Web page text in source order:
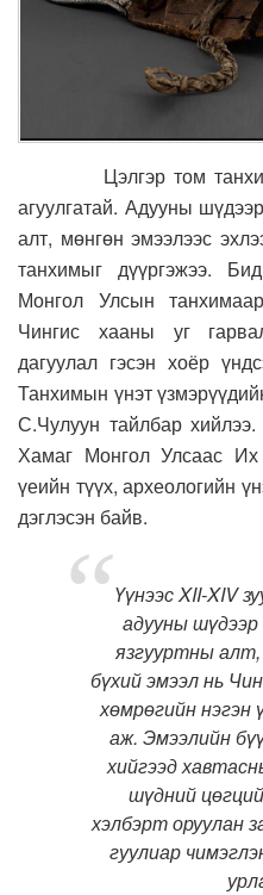
Цэлгэр том
агуулгатай. Адууны
алт, мөнгөн эмээлээс
танхимыг дүүргэжээ.
Монгол Улсын
Чингис хааны уг
дагуулал гэсэн хоёр
Танхимын үнэт
С.Чулуун тайлбар
Хамаг Монгол Улсаас Их
үеийн түүх, археологийн
дэглэсэн байв.
Үүнээс XII-XIV
адууны шүдээр
язгууртны
бүхий эмээл нь
хөмрөгийн нэгэн
аж. Эмээлийн
хийгээд
шүдний
хэлбэрт оруулан
гуулиар